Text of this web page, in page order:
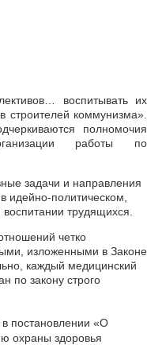
воспитывать их
строителей коммунизма».
полномочия
работы по
задачи и направления
идейно-политическом,
трудящихся.
четко
изложенными в Законе
каждый медицинский
по закону строго
в постановлении «О
охраны здоровья